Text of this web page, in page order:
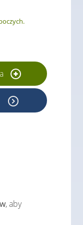
, aby